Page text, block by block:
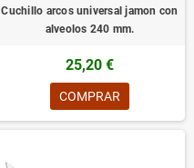
Cuchillo arcos universal jamon con
alveolos 240 mm.
25,20 €
COMPRAR